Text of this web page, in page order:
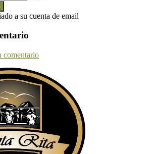
a su cuenta de email
comentario